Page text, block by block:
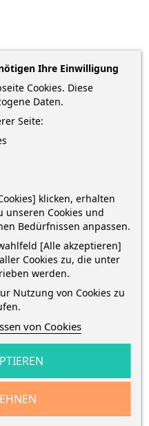
C5 · ohne
10 Stück
mit Haftklebung · braunes
0
Ihre Einwilligung
Cookies. Diese
Daten.
Seite:
klicken, erhalten
unseren Cookies und
Bedürfnissen anpassen.
[Alle akzeptieren]
Cookies zu, die unter
werden.
Nutzung von Cookies zu
von Cookies